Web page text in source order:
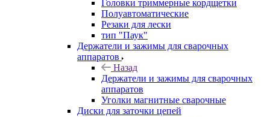
Головки триммерные кордщетки
Полуавтоматические
Резаки для лески
тип "Паук"
Держатели и зажимы для сварочных
аппаратов
Назад
Держатели и зажимы для сварочных
аппаратов
Уголки магнитные сварочные
Диски для заточки цепей